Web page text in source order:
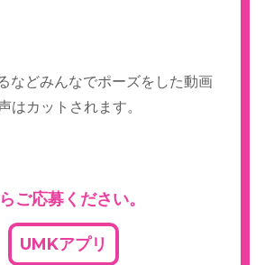
などみんなでポーズをした動画
はカットされます。
ご応募ください。
UMKアプリ